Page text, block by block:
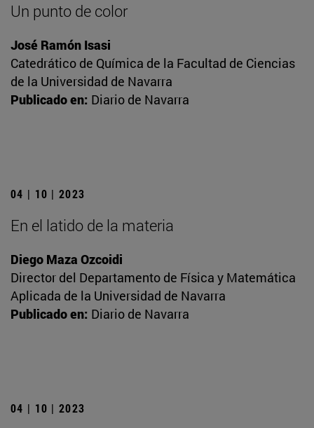
Un punto de color
José Ramón Isasi
Catedrático de Química de la Facultad de Ciencias
de la Universidad de Navarra
Publicado en: Diario de Navarra
04 | 10 | 2023
En el latido de la materia
Diego Maza Ozcoidi
Director del Departamento de Física y Matemática
Aplicada de la Universidad de Navarra
Publicado en: Diario de Navarra
04 | 10 | 2023